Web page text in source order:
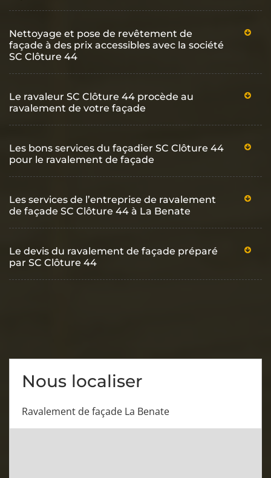
Nettoyage et pose de revêtement de
façade à des prix accessibles avec la société
SC Clôture 44
Le ravaleur SC Clôture 44 procède au
ravalement de votre façade
Les bons services du façadier SC Clôture 44
pour le ravalement de façade
Les services de l’entreprise de ravalement
de façade SC Clôture 44 à La Benate
Le devis du ravalement de façade préparé
par SC Clôture 44
Nous localiser
Ravalement de façade La Benate